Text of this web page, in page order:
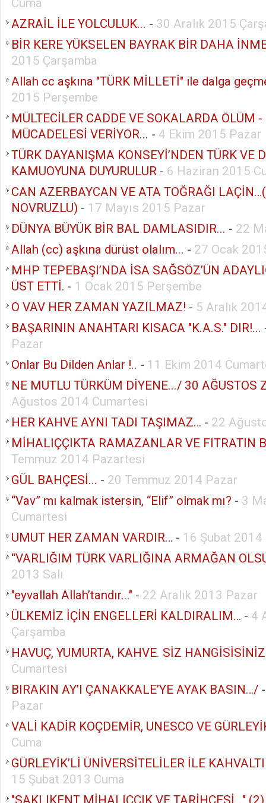
AZRAİL İLE YOLCULUK... - 30 Aralık 2015
BİR KERE YÜKSELEN BAYRAK BİR DAHA
2015 Çarşamba
Allah cc aşkına "TÜRK MİLLETİ" ile dalga
2015 Perşembe
MÜLTECİLER CADDE VE SOKALARDA ÖLÜM
MÜCADELESİ VERİYOR... - 4 Ekim 2015 Pazar
TÜRK DAYANIŞMA KONSEYİ’NDEN TÜRK VE
KAMUOYUNA DUYURULUR - 6 Haziran 2015
CAN AZERBAYCAN VE ATA TOĞRAĞI
NOVRUZLU) - 17 Mayıs 2015 Pazar
DÜNYA BÜYÜK BİR BAL DAMLASIDIR... - 22
Allah (cc) aşkına dürüst olalım... - 27 Ocak
MHP TEPEBAŞI’NDA İSA SAĞSÖZ’ÜN
ÜST ETTİ. - 1 Ocak 2015 Perşembe
O VAV HER ZAMAN YAZILMAZ! - 5 Aralık
BAŞARININ ANAHTARI KISACA "K.A.S." DIR!...
Pazar
Onlar Bu Dilden Anlar !.. - 11 Ekim 2014
NE MUTLU TÜRKÜM DİYENE.../ 30 AĞUSTOS
Ağustos 2014 Cumartesi
HER KAHVE AYNI TADI TAŞIMAZ… - 22
MİHALIÇÇIKTA RAMAZANLAR VE FITRATIN
Temmuz 2014 Pazartesi
GÜL BAHÇESİ... - 20 Temmuz 2014 Pazar
“Vav” mı kalmak istersin, “Elif” olmak mı? - 3
Cumartesi
UMUT HER ZAMAN VARDIR… - 16 Şubat 2014
“VARLIĞIM TÜRK VARLIĞINA ARMAĞAN
2013 Salı
"eyvallah Allah’tandır..." - 22 Aralık 2013 Pazar
ÜLKEMİZ İÇİN ENGELLERİ KALDIRALIM… - 4
Çarşamba
HAVUÇ, YUMURTA, KAHVE. SİZ
Cumartesi
BIRAKIN AY’I ÇANAKKALE’YE AYAK BASIN…/
Pazar
VALİ KADİR KOÇDEMİR, UNESCO VE
Cuma
GÜRLEYİK’Lİ ÜNİVERSİTELİLER İLE
15 Şubat 2013 Cuma
"SAKLIKENT MİHALIÇÇIK VE TARİHÇESİ..." (2)